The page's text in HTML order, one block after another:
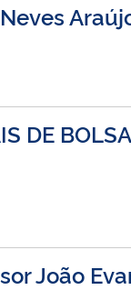
DE
João